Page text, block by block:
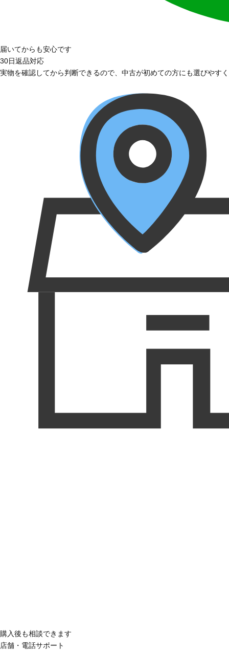
届いてからも安心です
30日返品対応
実物を確認してから判断できるので、中古が初めての方にも選びやす
購入後も相談できます
店舗・電話サポート